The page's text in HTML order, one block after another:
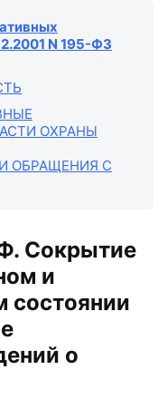
N 195-ФЗ
ОХРАНЫ
ОБРАЩЕНИЯ С
Сокрытие
и
состоянии
о